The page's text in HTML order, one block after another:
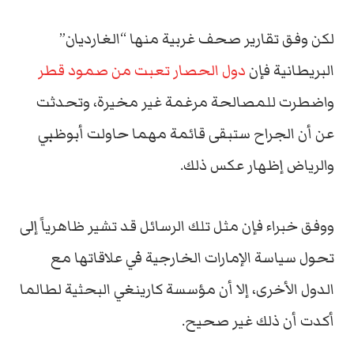
لكن وفق تقارير صحف غربية منها “الغارديان”
البريطانية فإندول الحصار تعبت من صمود قطر
واضطرت للمصالحة مرغمة غير مخيرة، وتحدثت
عن أن الجراح ستبقى قائمة مهما حاولت أبوظبي
والرياض إظهار عكس ذلك.
ووفق خبراء فإن مثل تلك الرسائل قد تشير ظاهرياً إلى
تحول سياسة الإمارات الخارجية في علاقاتها مع
الدول الأخرى، إلا أن مؤسسة كارينغي البحثية لطالما
أكدت أن ذلك غير صحيح.